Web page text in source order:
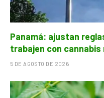
Panamá: ajustan
trabajen con cannabis
5 DE AGOSTO DE 2026